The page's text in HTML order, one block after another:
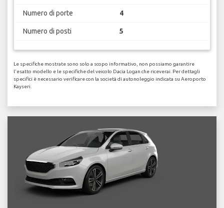
Numero di porte 4
Numero di posti 5
Le specifiche mostrate sono solo a scopo informativo, non possiamo garantire
l'esatto modello e le specifiche del veicolo Dacia Logan che riceverai. Per dettagli
specifici è necessario verificare con la società di autonoleggio indicata su Aeroporto
Kayseri.